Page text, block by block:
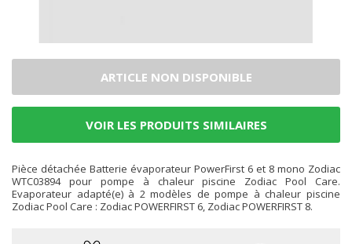
ARTICLE NON DISPONIBLE
VOIR LES PRODUITS SIMILAIRES
Pièce détachée Batterie évaporateur PowerFirst 6 et 8 mono Zodiac
WTC03894 pour pompe à chaleur piscine Zodiac Pool Care.
Evaporateur adapté(e) à 2 modèles de pompe à chaleur piscine
Zodiac Pool Care : Zodiac POWERFIRST 6, Zodiac POWERFIRST 8.